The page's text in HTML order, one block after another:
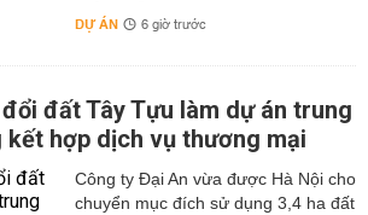
DỰ ÁN 6 giờ trước
đất Tây Tựu làm dự án trung
kết hợp dịch vụ thương mại
Công ty Đại An vừa được Hà Nội cho
chuyển mục đích sử dụng 3,4 ha đất